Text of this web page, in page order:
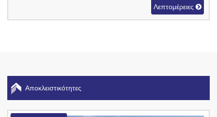
Λεπτομέρειες
Αποκλειστικότητες